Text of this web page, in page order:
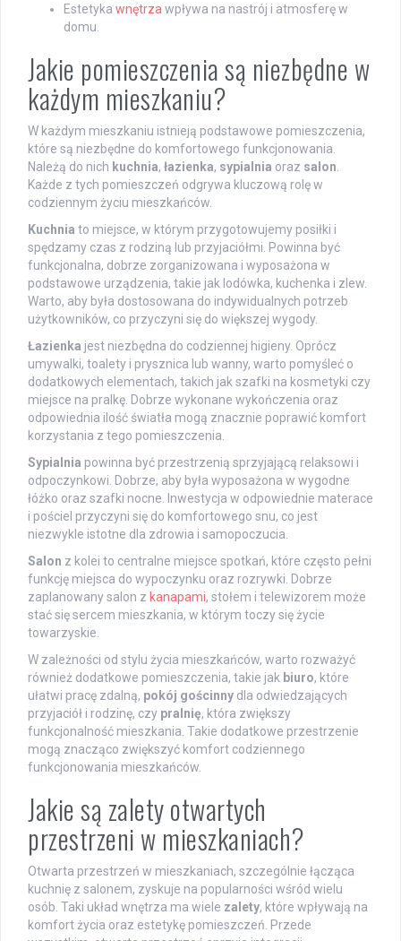
Estetyka wnętrza wpływa na nastrój i atmosferę w
domu.
Jakie pomieszczenia są niezbędne w
każdym mieszkaniu?
W każdym mieszkaniu istnieją podstawowe pomieszczenia,
które są niezbędne do komfortowego funkcjonowania.
Należą do nich kuchnia, łazienka, sypialnia oraz salon
Każde z tych pomieszczeń odgrywa kluczową rolę w
codziennym życiu mieszkańców.
Kuchnia to miejsce, w którym przygotowujemy posiłki i
spędzamy czas z rodziną lub przyjaciółmi. Powinna być
funkcjonalna, dobrze zorganizowana i wyposażona w
podstawowe urządzenia, takie jak lodówka, kuchenka i zlew.
Warto, aby była dostosowana do indywidualnych potrzeb
użytkowników, co przyczyni się do większej wygody.
Łazienka jest niezbędna do codziennej higieny. Oprócz
umywalki, toalety i prysznica lub wanny, warto pomyśleć o
dodatkowych elementach, takich jak szafki na kosmetyki czy
miejsce na pralkę. Dobrze wykonane wykończenia oraz
odpowiednia ilość światła mogą znacznie poprawić komfort
korzystania z tego pomieszczenia.
Sypialnia powinna być przestrzenią sprzyjającą relaksowi i
odpoczynkowi. Dobrze, aby była wyposażona w wygodne
łóżko oraz szafki nocne. Inwestycja w odpowiednie materace
i pościel przyczyni się do komfortowego snu, co jest
niezwykle istotne dla zdrowia i samopoczucia.
Salon z kolei to centralne miejsce spotkań, które często pełni
funkcję miejsca do wypoczynku oraz rozrywki. Dobrze
zaplanowany salon z kanapami, stołem i telewizorem może
stać się sercem mieszkania, w którym toczy się życie
towarzyskie.
W zależności od stylu życia mieszkańców, warto rozważyć
również dodatkowe pomieszczenia, takie jak biuro, które
ułatwi pracę zdalną, pokój gościnny dla odwiedzających
przyjaciół i rodzinę, czy pralnię, która zwiększy
funkcjonalność mieszkania. Takie dodatkowe przestrzenie
mogą znacząco zwiększyć komfort codziennego
funkcjonowania mieszkańców.
Jakie są zalety otwartych
przestrzeni w mieszkaniach?
Otwarta przestrzeń w mieszkaniach, szczególnie łącząca
kuchnię z salonem, zyskuje na popularności wśród wielu
osób. Taki układ wnętrza ma wiele zalety, które wpływają na
komfort życia oraz estetykę pomieszczeń. Przede